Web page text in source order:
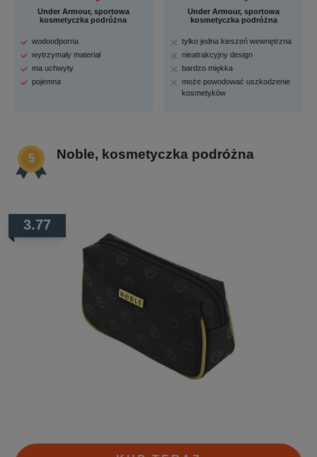
Under Armour, sportowa
kosmetyczka podróżna
wodoodporna
wytrzymały materiał
ma uchwyty
pojemna
Under Armour, sportowa
kosmetyczka podróżna
tylko jedna kieszeń wewnętrzna
nieatrakcyjny design
bardzo miękka
może powodować uszkodzenie
kosmetyków
Noble, kosmetyczka podróżna
3.77